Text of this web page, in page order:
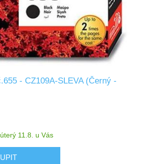
- CZ109A-SLEVA (Černý -
11.8. u Vás